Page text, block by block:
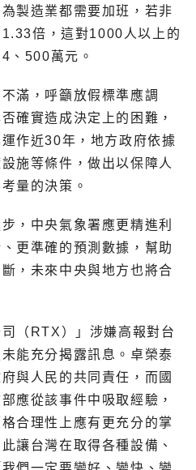
製造業都需要加班，若非
1.33倍，這對1000人以上的
、500萬元。
滿，呼籲放假標準應調
確實造成決定上的困難，
作近30年，地方政府依據
施等條件，做出以保障人
量的決策。
，中央氣象署應更精進利
更準確的預測數據，幫助
，未來中央與地方也將合
（RTX）」涉嫌高報對台
能充分揭露訊息。卓榮泰
與人民的共同責任，而國
應從該事件中吸取經驗，
合理性上應有更充分的掌
讓台灣在取得各種設備、